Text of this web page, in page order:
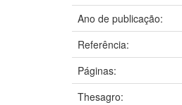
Ano de publicação:
Referência:
Páginas:
Thesagro: